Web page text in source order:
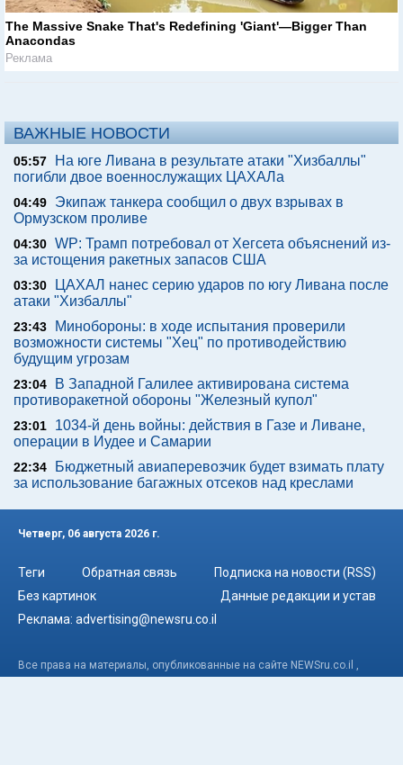
The Massive Snake That's Redefining 'Giant'—Bigger Than
Anacondas
Реклама
ВАЖНЫЕ НОВОСТИ
05:57
На юге Ливана в результате атаки "Хизбаллы"
погибли двое военнослужащих ЦАХАЛа
04:49
Экипаж танкера сообщил о двух взрывах в
Ормузском проливе
04:30 WP: Трамп потребовал от Хегсета объяснений из-
за истощения ракетных запасов США
03:30
ЦАХАЛ нанес серию ударов по югу Ливана после
атаки "Хизбаллы"
23:43
Минобороны: в ходе испытания проверили
возможности системы "Хец" по противодействию
будущим угрозам
23:04
В Западной Галилее активирована система
противоракетной обороны "Железный купол"
23:01
1034-й день войны: действия в Газе и Ливане,
операции в Иудее и Самарии
22:34
Бюджетный авиаперевозчик будет взимать плату
за использование багажных отсеков над креслами
Четверг, 06 августа 2026 г.
Теги Обратная связь
Подписка на новости (RSS)
Без картинок
Данные редакции и устав
Реклама: advertising@newsru.co.il
Все права на материалы, опубликованные на сайте NEWSru.co.il ,